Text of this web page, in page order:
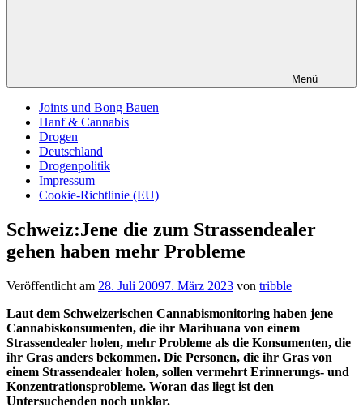
Menü
Joints und Bong Bauen
Hanf & Cannabis
Drogen
Deutschland
Drogenpolitik
Impressum
Cookie-Richtlinie (EU)
Schweiz:Jene die zum Strassendealer
gehen haben mehr Probleme
Veröffentlicht am 28. Juli 20097. März 2023 von tribble
Laut dem Schweizerischen Cannabismonitoring haben jene
Cannabiskonsumenten, die ihr Marihuana von einem
Strassendealer holen, mehr Probleme als die Konsumenten, die
ihr Gras anders bekommen. Die Personen, die ihr Gras von
einem Strassendealer holen, sollen vermehrt Erinnerungs- und
Konzentrationsprobleme. Woran das liegt ist den
Untersuchenden noch unklar.